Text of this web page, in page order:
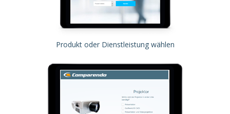
Produkt oder Dienstleistung wählen